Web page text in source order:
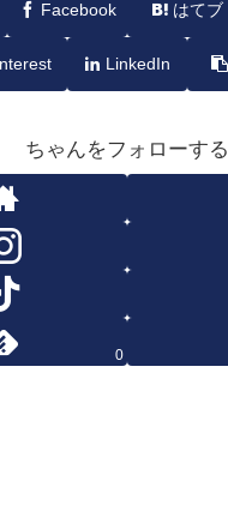
Facebook はてブ
LinkedIn
ちゃんをフォローする
0